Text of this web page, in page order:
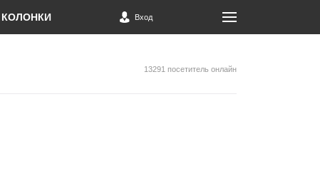
КОЛОНКИ Вход
13291 посетитель онлайн